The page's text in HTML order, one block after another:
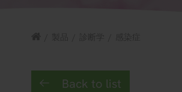
Back to list